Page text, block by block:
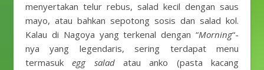
menyertakan telur rebus, salad kecil dengan saus
mayo, atau bahkan sepotong sosis dan salad kol.
Kalau di Nagoya yang terkenal dengan “Morning“-
nya yang legendaris, sering terdapat menu
termasukegg saladatau anko (pasta kacang